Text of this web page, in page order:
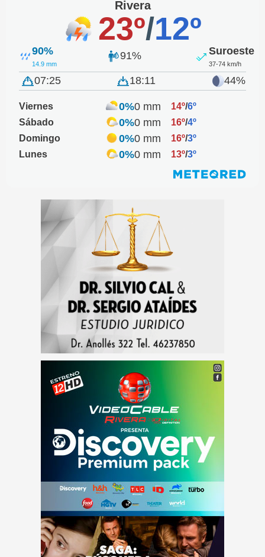
Rivera
23º/12º
90%
14.9 mm
91% Suroeste
37-74 km/h
07:25 18:11 44%
Viernes 0%0 mm 14º/6º
Sábado
0%0 mm 16º/4º
Domingo
0%0 mm 16º/3º
Lunes
0%0 mm 13º/3º